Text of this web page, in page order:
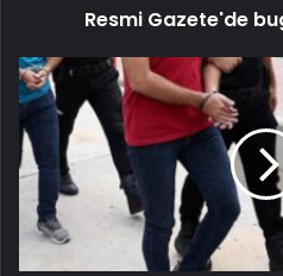
Resmi Gazete'de